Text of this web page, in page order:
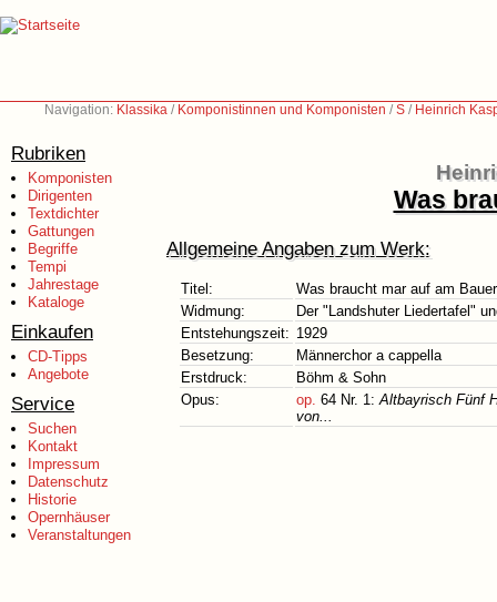
Navigation: Klassika / Komponistinnen und Komponisten /S / Heinrich
Rubriken
Komponisten
Dirigenten
Textdichter
Gattungen
Begriffe
Tempi
Jahrestage
Kataloge
Einkaufen
CD-Tipps
Angebote
Service
Suchen
Kontakt
Impressum
Datenschutz
Historie
Opernhäuser
Veranstaltungen
Was
Allgemeine Angaben zum Werk:
Titel:
Was braucht mar auf am
Widmung:
Der "Landshuter Liedertafel"
Entstehungszeit: 1929
Besetzung:
Männerchor a cappella
Erstdruck:
Böhm & Sohn
Opus:
op. 64 Nr. 1:Altbayrisch Fünf
von...